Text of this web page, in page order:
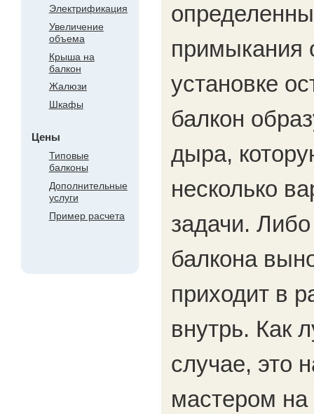
Электрификация
Увеличение
объема
Крыша на
балкон
Жалюзи
Шкафы
Цены
Типовые
балконы
Дополнительные
услуги
Пример расчета
примыкания
установке
балкон
дыра,
несколько
задачи.
балкона
приходит в
внутрь. Как
случае, это
мастером